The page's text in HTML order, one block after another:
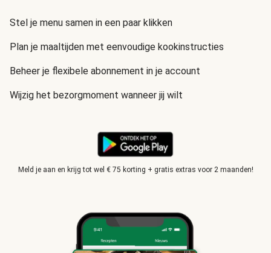
Stel je menu samen in een paar klikken
Plan je maaltijden met eenvoudige kookinstructies
Beheer je flexibele abonnement in je account
Wijzig het bezorgmoment wanneer jij wilt
Meld je aan en krijg tot wel € 75 korting + gratis extras voor 2 maanden!